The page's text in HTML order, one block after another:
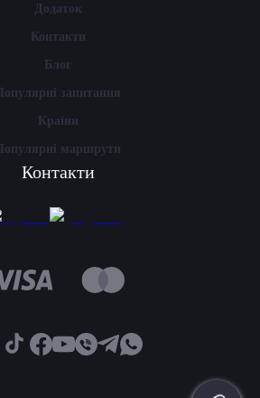
Додаток
Контакти
Блог
Популярні запитання
Країни
Популярні маршрути
Контакти